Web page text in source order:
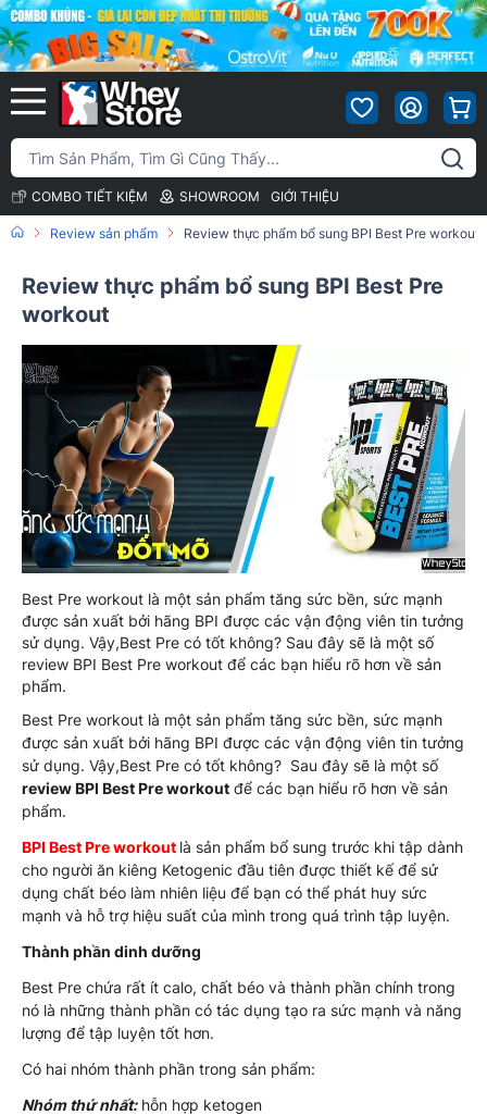
COMBO TIẾT KIỆM SHOWROOM GIỚI THIỆU
Review sản phẩm Review thực phẩm bổ sung BPI Best Pre workout
Review thực phẩm bổ sung BPI Best Pre
workout
Best Pre workout là một sản phẩm tăng sức bền, sức mạnh
được sản xuất bởi hãng BPI được các vận động viên tin tưởng
sử dụng. Vậy,Best Pre có tốt không? Sau đây sẽ là một số
review BPI Best Pre workout để các bạn hiểu rõ hơn về sản
phẩm.
Best Pre workout là một sản phẩm tăng sức bền, sức mạnh
được sản xuất bởi hãng BPI được các vận động viên tin tưởng
sử dụng. Vậy,Best Pre có tốt không? Sau đây sẽ là một số
review BPI Best Pre workout để các bạn hiểu rõ hơn về sản
phẩm.
BPI Best Pre workout là sản phẩm bổ sung trước khi tập dành
cho người ăn kiêng Ketogenic đầu tiên được thiết kế để sử
dụng chất béo làm nhiên liệu để bạn có thể phát huy sức
mạnh và hỗ trợ hiệu suất của mình trong quá trình tập luyện.
Thành phần dinh dưỡng
Best Pre chứa rất ít calo, chất béo và thành phần chính trong
nó là những thành phần có tác dụng tạo ra sức mạnh và năng
lượng để tập luyện tốt hơn.
Có hai nhóm thành phần trong sản phẩm:
Nhóm thứ nhất:hỗn hợp ketogen